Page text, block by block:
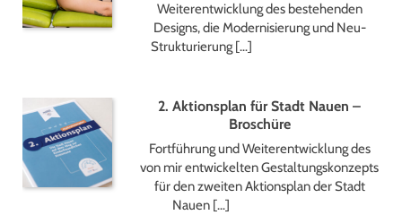
Weiterentwicklung des bestehenden
Designs, die Modernisierung und Neu-
Strukturierung […]
2. Aktionsplan für Stadt Nauen –
Broschüre
Fortführung und Weiterentwicklung des
von mir entwickelten Gestaltungskonzepts
für den zweiten Aktionsplan der Stadt
Nauen […]